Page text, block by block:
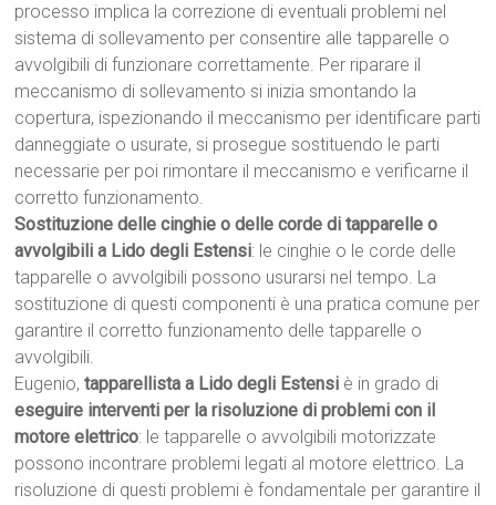
processo implica la correzione di eventuali problemi nel
sistema di sollevamento per consentire alle tapparelle o
avvolgibili di funzionare correttamente. Per riparare il
meccanismo di sollevamento si inizia smontando la
copertura, ispezionando il meccanismo per identificare parti
danneggiate o usurate, si prosegue sostituendo le parti
necessarie per poi rimontare il meccanismo e verificarne il
corretto funzionamento.
Sostituzione delle cinghie o delle corde di tapparelle o
avvolgibili a Lido degli Estensi: le cinghie o le corde delle
tapparelle o avvolgibili possono usurarsi nel tempo. La
sostituzione di questi componenti è una pratica comune per
garantire il corretto funzionamento delle tapparelle o
avvolgibili.
Eugenio,tapparellista a Lido degli Estensi è in grado di
eseguire interventi per la risoluzione di problemi con il
motore elettrico: le tapparelle o avvolgibili motorizzate
possono incontrare problemi legati al motore elettrico. La
risoluzione di questi problemi è fondamentale per garantire il